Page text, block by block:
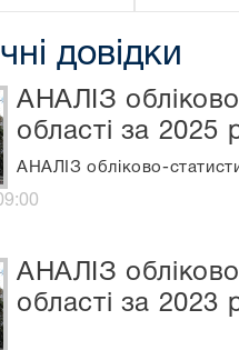
довідки
АНАЛІЗ
області за 2025
АНАЛІЗ обліково-
АНАЛІЗ
області за 2023